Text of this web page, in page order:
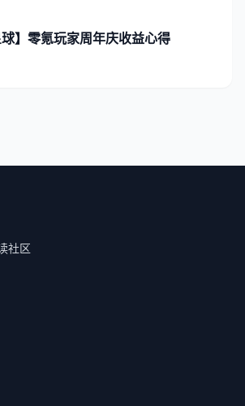
球】零氪玩家周年庆收益心得
社区